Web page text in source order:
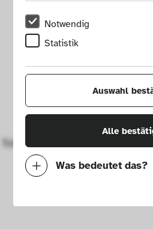
Notwendig
Statistik
Auswahl
Alle
Was bedeutet das?
Mit diesen Cookies
Spiel Defender